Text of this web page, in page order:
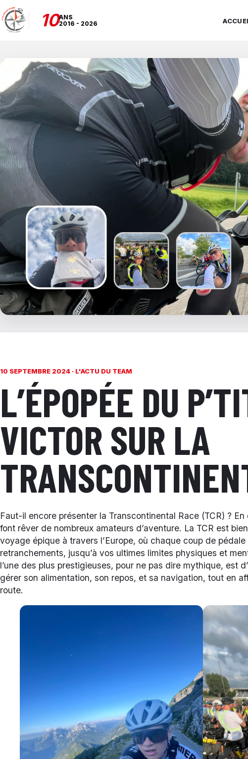
10ANS
2016 - 2026
10 SEPTEMBRE 2024 · L'ACTU DU TEAM
L’ÉPOPÉE DU
VICTOR SUR LA
Faut-il encore présenter la Transcontinental Race (TCR) ?
font rêver de nombreux amateurs d’aventure. La TCR est
voyage épique à travers l’Europe, où chaque coup de
retranchements, jusqu’à vos ultimes limites physiques et
l’une des plus prestigieuses, pour ne pas dire mythique, est
gérer son alimentation, son repos, et sa navigation, tout en
route.